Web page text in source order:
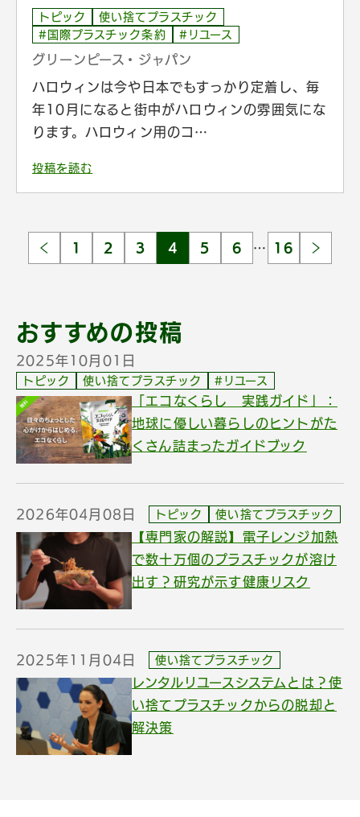
トピック
使い捨てプラスチック
#国際プラスチック条約
#リユース
グリーンピース・ジャパン
ハロウィンは今や日本でもすっかり定着し、毎
年10月になると街中がハロウィンの雰囲気にな
ります。ハロウィン用のコ…
投稿を読む
1 2 3 4 5 6 … 16
おすすめの投稿
2025年10月01日
トピック 使い捨てプラスチック #リユース
「エコなくらし 実践ガイド」：
地球に優しい暮らしのヒントがた
くさん詰まったガイドブック
2026年04月08日 トピック 使い捨てプラスチック
【専門家の解説】電子レンジ加熱
で数十万個のプラスチックが溶け
出す？研究が示す健康リスク
2025年11月04日 使い捨てプラスチック
レンタルリユースシステムとは？使
い捨てプラスチックからの脱却と
解決策